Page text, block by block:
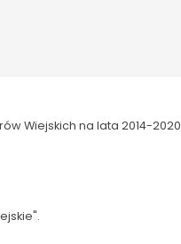
Wiejskich na lata 2014-2020